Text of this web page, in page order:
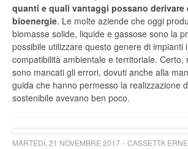
quanti e quali vantaggi possano derivare
bioenergie. Le molte aziende che oggi
biomasse solide, liquide e gassose sono la
possibile utilizzare questo genere di impianti
compatibilità ambientale e territoriale. Certo,
sono mancati gli errori, dovuti anche alla
guida che hanno permesso la realizzazione
sostenibile avevano ben poco.
MARTEDÌ, 21 NOVEMBRE 2017
CASSETTA